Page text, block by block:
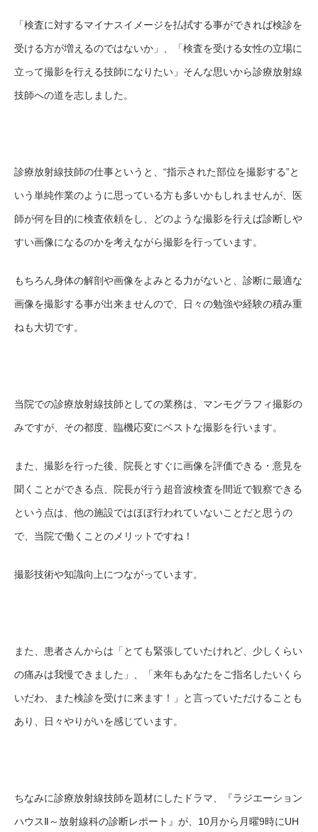
「検査に対するマイナスイメージを払拭する事ができれば検診を
受ける方が増えるのではないか」、「検査を受ける女性の立場に
立って撮影を行える技師になりたい」そんな思いから診療放射線
技師への道を志しました。
診療放射線技師の仕事というと、“指示された部位を撮影する”と
いう単純作業のように思っている方も多いかもしれませんが、医
師が何を目的に検査依頼をし、どのような撮影を行えば診断しや
すい画像になるのかを考えながら撮影を行っています。
もちろん身体の解剖や画像をよみとる力がないと、診断に最適な
画像を撮影する事が出来ませんので、日々の勉強や経験の積み重
ねも大切です。
当院での診療放射線技師としての業務は、マンモグラフィ撮影の
みですが、その都度、臨機応変にベストな撮影を行います。
また、撮影を行った後、院長とすぐに画像を評価できる・意見を
聞くことができる点、院長が行う超音波検査を間近で観察できる
という点は、他の施設ではほぼ行われていないことだと思うの
で、当院で働くことのメリットですね！
撮影技術や知識向上につながっています。
また、患者さんからは「とても緊張していたけれど、少しくらい
の痛みは我慢できました」、「来年もあなたをご指名したいくら
いだわ、また検診を受けに来ます！」と言っていただけることも
あり、日々やりがいを感じています。
ちなみに診療放射線技師を題材にしたドラマ、『ラジエーション
ハウスⅡ～放射線科の診断レポート』が、 10月から 月曜9時にUH